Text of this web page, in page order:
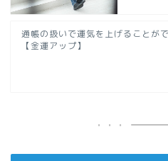
通帳の扱いで運気を上げることが
【金運アップ】